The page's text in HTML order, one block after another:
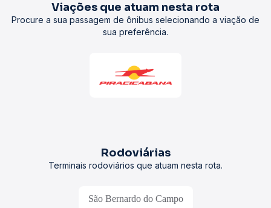
Viações que atuam nesta rota
Procure a sua passagem de ônibus selecionando a viação de
sua preferência.
Rodoviárias
Terminais rodoviários que atuam nesta rota.
São Bernardo do Campo